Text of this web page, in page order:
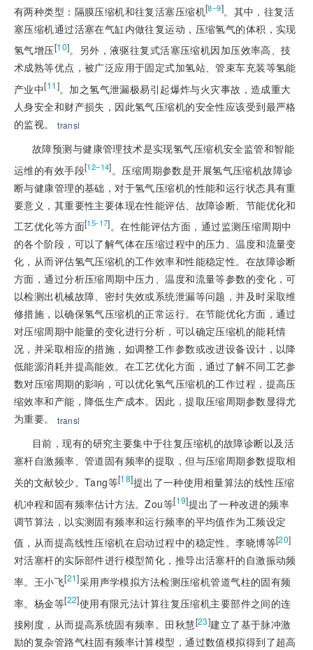
有两种类型：隔膜压缩机和往复活塞压缩机[8–9]。其中，往复活
塞压缩机通过活塞在气缸内做往复运动，压缩氢气的体积，实现
氢气增压[10]。另外，液驱往复式活塞压缩机因加压效率高、技
术成熟等优点，被广泛应用于固定式加氢站、管束车充装等氢能
产业中[11]。加之氢气泄漏极易引起爆炸与火灾事故，造成重大
人身安全和财产损失，因此氢气压缩机的安全性应该受到最严格
的监视。
transl
故障预测与健康管理技术是实现氢气压缩机安全监管和智能
运维的有效手段[12–14]。压缩周期参数是开展氢气压缩机故障诊
断与健康管理的基础，对于氢气压缩机的性能和运行状态具有重
要意义，其重要性主要体现在性能评估、故障诊断、节能优化和
工艺优化等方面[15-17]。在性能评估方面，通过监测压缩周期中
的各个阶段，可以了解气体在压缩过程中的压力、温度和流量变
化，从而评估氢气压缩机的工作效率和性能稳定性。在故障诊断
方面，通过分析压缩周期中压力、温度和流量等参数的变化，可
以检测出机械故障、密封失效或系统泄漏等问题，并及时采取维
修措施，以确保氢气压缩机的正常运行。在节能优化方面，通过
对压缩周期中能量的变化进行分析，可以确定压缩机的能耗情
况，并采取相应的措施，如调整工作参数或改进设备设计，以降
低能源消耗并提高能效。在工艺优化方面，通过了解不同工艺参
数对压缩周期的影响，可以优化氢气压缩机的工作过程，提高压
缩效率和产能，降低生产成本。因此，提取压缩周期参数显得尤
为重要。
transl
目前，现有的研究主要集中于往复压缩机的故障诊断以及活
塞杆自激频率、管道固有频率的提取，但与压缩周期参数提取相
关的文献较少。Tang等[18]提出了一种使用相量算法的线性压缩
机冲程和固有频率估计方法。Zou等[19]提出了一种改进的频率
调节算法，以实测固有频率和运行频率的平均值作为工频设定
值，从而提高线性压缩机在启动过程中的稳定性。李晓博等[20]
对活塞杆的实际部件进行模型简化，推导出活塞杆的自激振动频
率。王小飞[21]采用声学模拟方法检测压缩机管道气柱的固有频
率。杨金等[22]使用有限元法计算往复压缩机主要部件之间的连
接刚度，从而提高系统固有频率。田秋慧[23]建立了基于脉冲激
励的复杂管路气柱固有频率计算模型，通过数值模拟得到了超高